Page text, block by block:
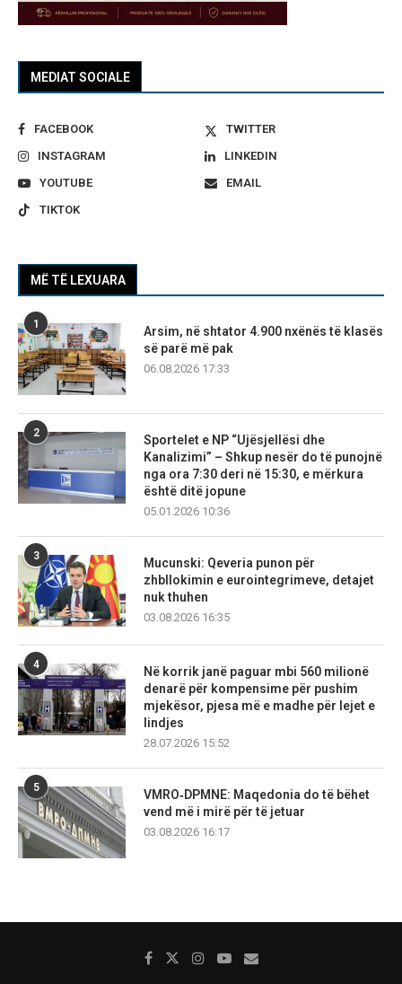
MEDIAT SOCIALE
FACEBOOK
TWITTER
INSTAGRAM
LINKEDIN
YOUTUBE
EMAIL
TIKTOK
MË TË LEXUARA
1
Arsim, në shtator 4.900 nxënës të klasës
së parë më pak
06.08.2026 17:33
2
Sportelet e NP “Ujësjellësi dhe
Kanalizimi” – Shkup nesër do të punojnë
nga ora 7:30 deri në 15:30, e mërkura
është ditë jopune
05.01.2026 10:36
3
Mucunski: Qeveria punon për
zhbllokimin e eurointegrimeve, detajet
nuk thuhen
03.08.2026 16:35
4
Në korrik janë paguar mbi 560 milionë
denarë për kompensime për pushim
mjekësor, pjesa më e madhe për lejet e
lindjes
28.07.2026 15:52
5
VMRO‑DPMNE: Maqedonia do të bëhet
vend më i mirë për të jetuar
03.08.2026 16:17